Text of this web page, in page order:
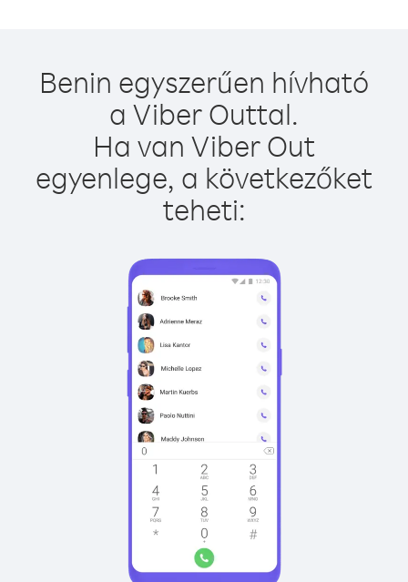
Benin egyszerűen hívható
a Viber Outtal.
Ha van Viber Out
egyenlege, a következőket
teheti: